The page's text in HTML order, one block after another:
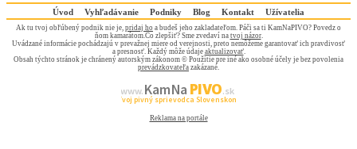
Úvod Vyhľadávanie Podniky Blog Kontakt Užívatelia
Ak tu tvoj obľúbený podnik nie je, pridaj ho a budeš jeho zakladateľom. Páči sa ti KamNaPIVO? Povedz o
ňom kamarátom.Čo zlepšiť? Sme zvedaví na tvoj názor.
Uvádzané informácie pochádzajú v prevažnej miere od verejnosti, preto nemôžeme garantovať ich pravdivosť
a presnosť. Každý môže údaje aktualizovať.
Obsah týchto stránok je chránený autorským zákonom © Použitie pre iné ako osobné účely je bez povolenia
prevádzkovateľa zakázané.
www.Kam Na PIVO.sk
Tvoj pivný sprievodca Slovenskom
Reklama na portále